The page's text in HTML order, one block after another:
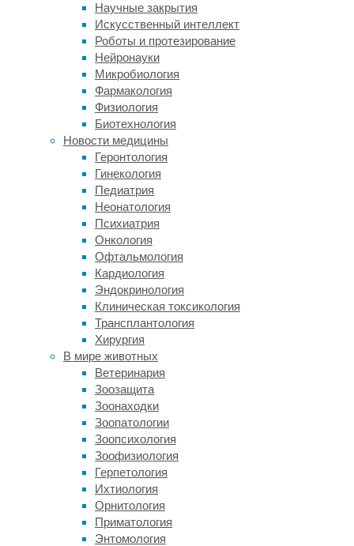
Научные закрытия
Искусственный интеллект
Роботы и протезирование
Нейронауки
Микробиология
Фармакология
Физиология
Биотехнология
Новости медицины
Геронтология
Гинекология
Педиатрия
Неонатология
Психиатрия
Онкология
Офтальмология
Кардиология
Эндокринология
Клиническая токсикология
Трансплантология
Хирургия
В мире животных
Ветеринария
Зоозащита
Зоонаходки
Зоопатологии
Зоопсихология
Зоофизиология
Герпетология
Ихтиология
Орнитология
Приматология
Энтомология
времени,
этот
дешевый
антикоагулянт
протестирован
первичной
профилактики
людях
заболеваний
сердца
проблем
кровеносными
сосудами.
Результаты
исследований
обсуждались
встрече
Европейского
общества
кардиологов
(European
Society
Cardiology)